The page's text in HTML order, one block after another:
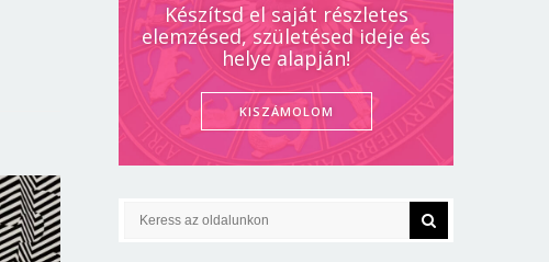
Készítsd el saját részletes
elemzésed, születésed ideje és
helye alapján!
KISZÁMOLOM